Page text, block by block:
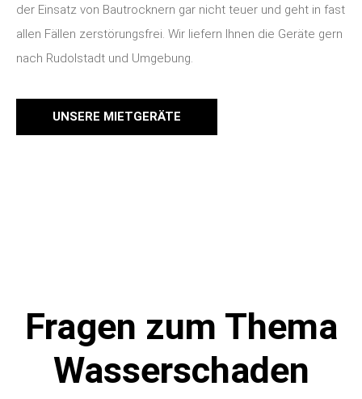
der Einsatz von Bautrocknern gar nicht teuer und geht in fast
allen Fällen zerstörungsfrei. Wir liefern Ihnen die Geräte gern
nach Rudolstadt und Umgebung.
UNSERE MIETGERÄTE
Fragen zum Thema
Wasserschaden